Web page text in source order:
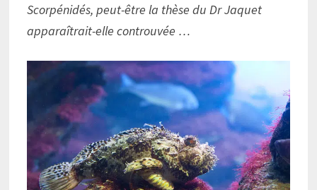
Scorpénidés, peut-être la thèse du Dr Jaquet
apparaîtrait-elle controuvée …